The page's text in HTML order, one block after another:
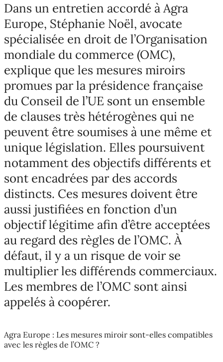
Dans un entretien accordé à Agra
Europe, Stéphanie Noël, avocate
spécialisée en droit de l’Organisation
mondiale du commerce (OMC),
explique que les mesures miroirs
promues par la présidence française
du Conseil de l’UE sont un ensemble
de clauses très hétérogènes qui ne
peuvent être soumises à une même et
unique législation. Elles poursuivent
notamment des objectifs différents et
sont encadrées par des accords
distincts. Ces mesures doivent être
aussi justifiées en fonction d’un
objectif légitime afin d’être acceptées
au regard des règles de l’OMC. À
défaut, il y a un risque de voir se
multiplier les différends commerciaux.
Les membres de l’OMC sont ainsi
appelés à coopérer.
Agra Europe : Les mesures miroir sont-elles compatibles
avec les règles de l’OMC ?